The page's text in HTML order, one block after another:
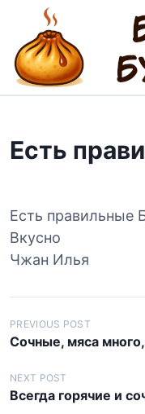
Есть
Есть правильные
Вкусно
Чжан Илья
Н
а
в
и
PREVIOUS POST
Сочные, мяса
NEXT POST
Всегда горячие и